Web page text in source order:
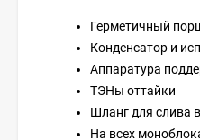
Герметичный
Конденсатор и
Аппаратура
ТЭНы оттайки
Шланг для слива
На всех